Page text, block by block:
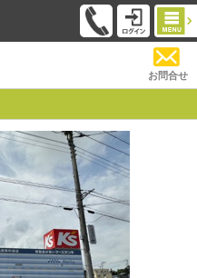
お問合せ